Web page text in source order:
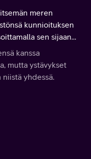
meren
kunnioituksen
sen sijaan
kanssa
mutta ystävykset
yhdessä.